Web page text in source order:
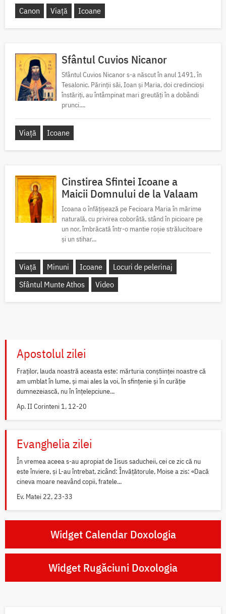
Canon Viață Icoane
Sfântul Cuvios Nicanor
Sfântul Cuvios Nicanor s-a născut în anul 1491, în
Tesalonic. Părinții săi, Ioan și Maria, doi credincioși
înstăriți, au întâmpinat mari greutăți în a dobândi
prunci....
Viață Icoane
Cinstirea Sfintei Icoane a
Maicii Domnului de la Valaam
Icoana o înfățișează pe Fecioara Maria în mărime
naturală, cu privirea coborâtă, stând în picioare pe
un nor, îmbrăcată într-o mantie roșie strălucitoare
și un stihar...
Viață Minuni Icoane
Locuri de pelerinaj
Sfântul Munte Athos
Video
Apostolul zilei
Fraților, lauda noastră aceasta este: mărturia conștiinței noastre că
am umblat în lume, și mai ales la voi, în sfințenie și în curăție
dumnezeiască, nu în înțelepciune...
Ap. II Corinteni 1, 12-20
Evanghelia zilei
În vremea aceea s-au apropiat de Iisus saducheii, cei ce zic că nu
este înviere, și L-au întrebat, zicând: Învățătorule, Moise a zis: «Dacă
cineva moare neavând copii, fratele...
Ev. Matei 22, 23-33
Widget Calendar Doxologia
Widget Rugăciuni Doxologia